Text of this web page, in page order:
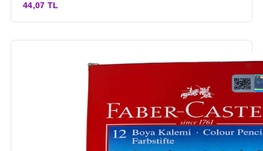
44,07 TL